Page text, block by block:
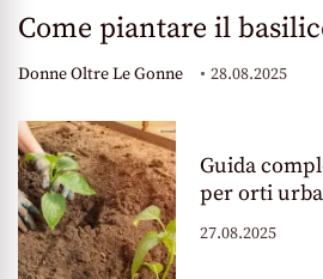
Come piantare il
Donne Oltre Le Gonne 28.08.2025
Guida
per orti
27.08.2025